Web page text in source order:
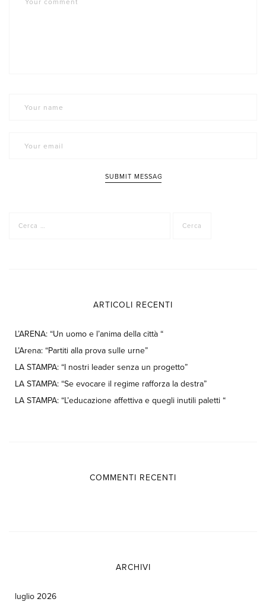
per:
ARTICOLI RECENTI
L’ARENA: “Un uomo e l’anima della città “
L’Arena: “Partiti alla prova sulle urne”
LA STAMPA: “I nostri leader senza un progetto”
LA STAMPA: “Se evocare il regime rafforza la destra”
LA STAMPA: “L’educazione affettiva e quegli inutili paletti “
COMMENTI RECENTI
ARCHIVI
luglio 2026